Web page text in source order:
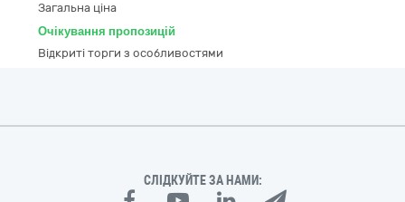
Загальна ціна
Очікування пропозицій
Відкриті торги з особливостями
СЛІДКУЙТЕ ЗА НАМИ: